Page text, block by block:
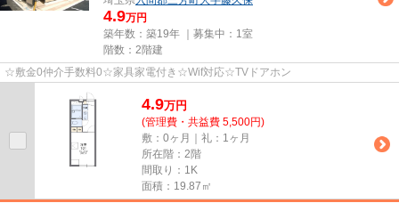
4.9万円
築年数：築19年 ｜募集中： 1室
階数：2階建
☆敷金0仲介手数料0☆家具家電付き☆Wif対応☆TVドアホン
4.9万円
(管理費・共益費 5,500円)
敷：0ヶ月｜礼：1ヶ月
所在階：2階
間取り：1K
面積：19.87㎡